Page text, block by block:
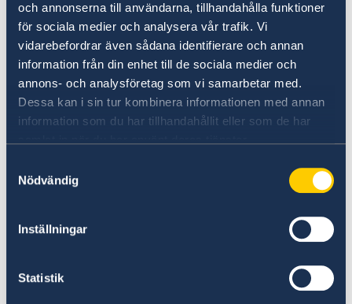
och annonserna till användarna, tillhandahålla funktioner
för sociala medier och analysera vår trafik. Vi
vidarebefordrar även sådana identifierare och annan
information från din enhet till de sociala medier och
annons- och analysföretag som vi samarbetar med.
Dessa kan i sin tur kombinera informationen med annan
information som du har tillhandahållit eller som de har
Nödvändig
Inställningar
Statistik
Ukraina i februari 2022 har det svenska stödet
till Ukraina uppgått till cirka 30 miljarder
kronor. Sverige har försett Ukraina med bland
annat militärt stöd, avancerade vapensystem,
och humanitärt och finansiellt stöd. Sverige
stödjer också Ukrainas EU-närmande.
Det kommande medlemskapet i Nato innebär
identitet.
– Sverige är redo att inträda som fullvärdig
medlem i Nato. Med Sverige i Nato kommer